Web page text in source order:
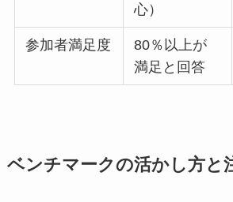
心）
参加者満足度
80％以上が
満足と回答
ベンチマークの活かし方と